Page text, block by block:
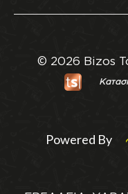
© 2026 Bizos
Powered By